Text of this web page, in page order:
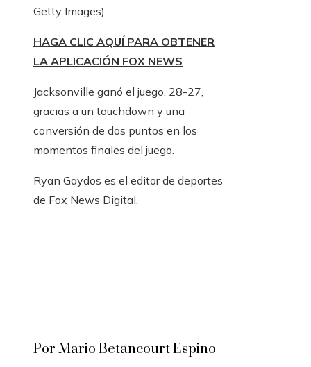
Getty Images)
HAGA CLIC AQUÍ PARA OBTENER
LA APLICACIÓN FOX NEWS
Jacksonville ganó el juego, 28-27,
gracias a un touchdown y una
conversión de dos puntos en los
momentos finales del juego.
Ryan Gaydos es el editor de deportes
de Fox News Digital.
Por Mario Betancourt Espino